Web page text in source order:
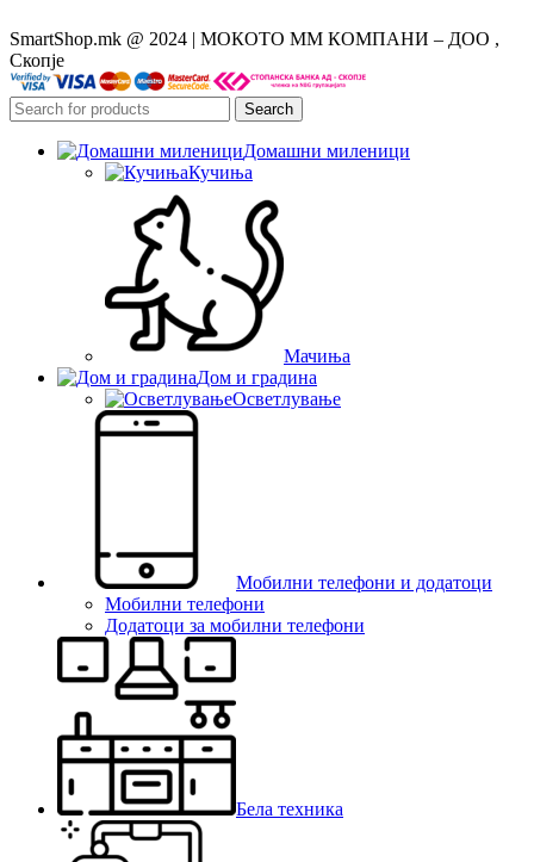
SmartShop.mk @ 2024 | МОКОТО ММ КОМПАНИ – ДОО ,
Скопје
Search
Домашни миленици
Кучиња
Мачиња
Дом и градина
Осветлување
Мобилни телефони и додатоци
Мобилни телефони
Додатоци за мобилни телефони
Бела техника